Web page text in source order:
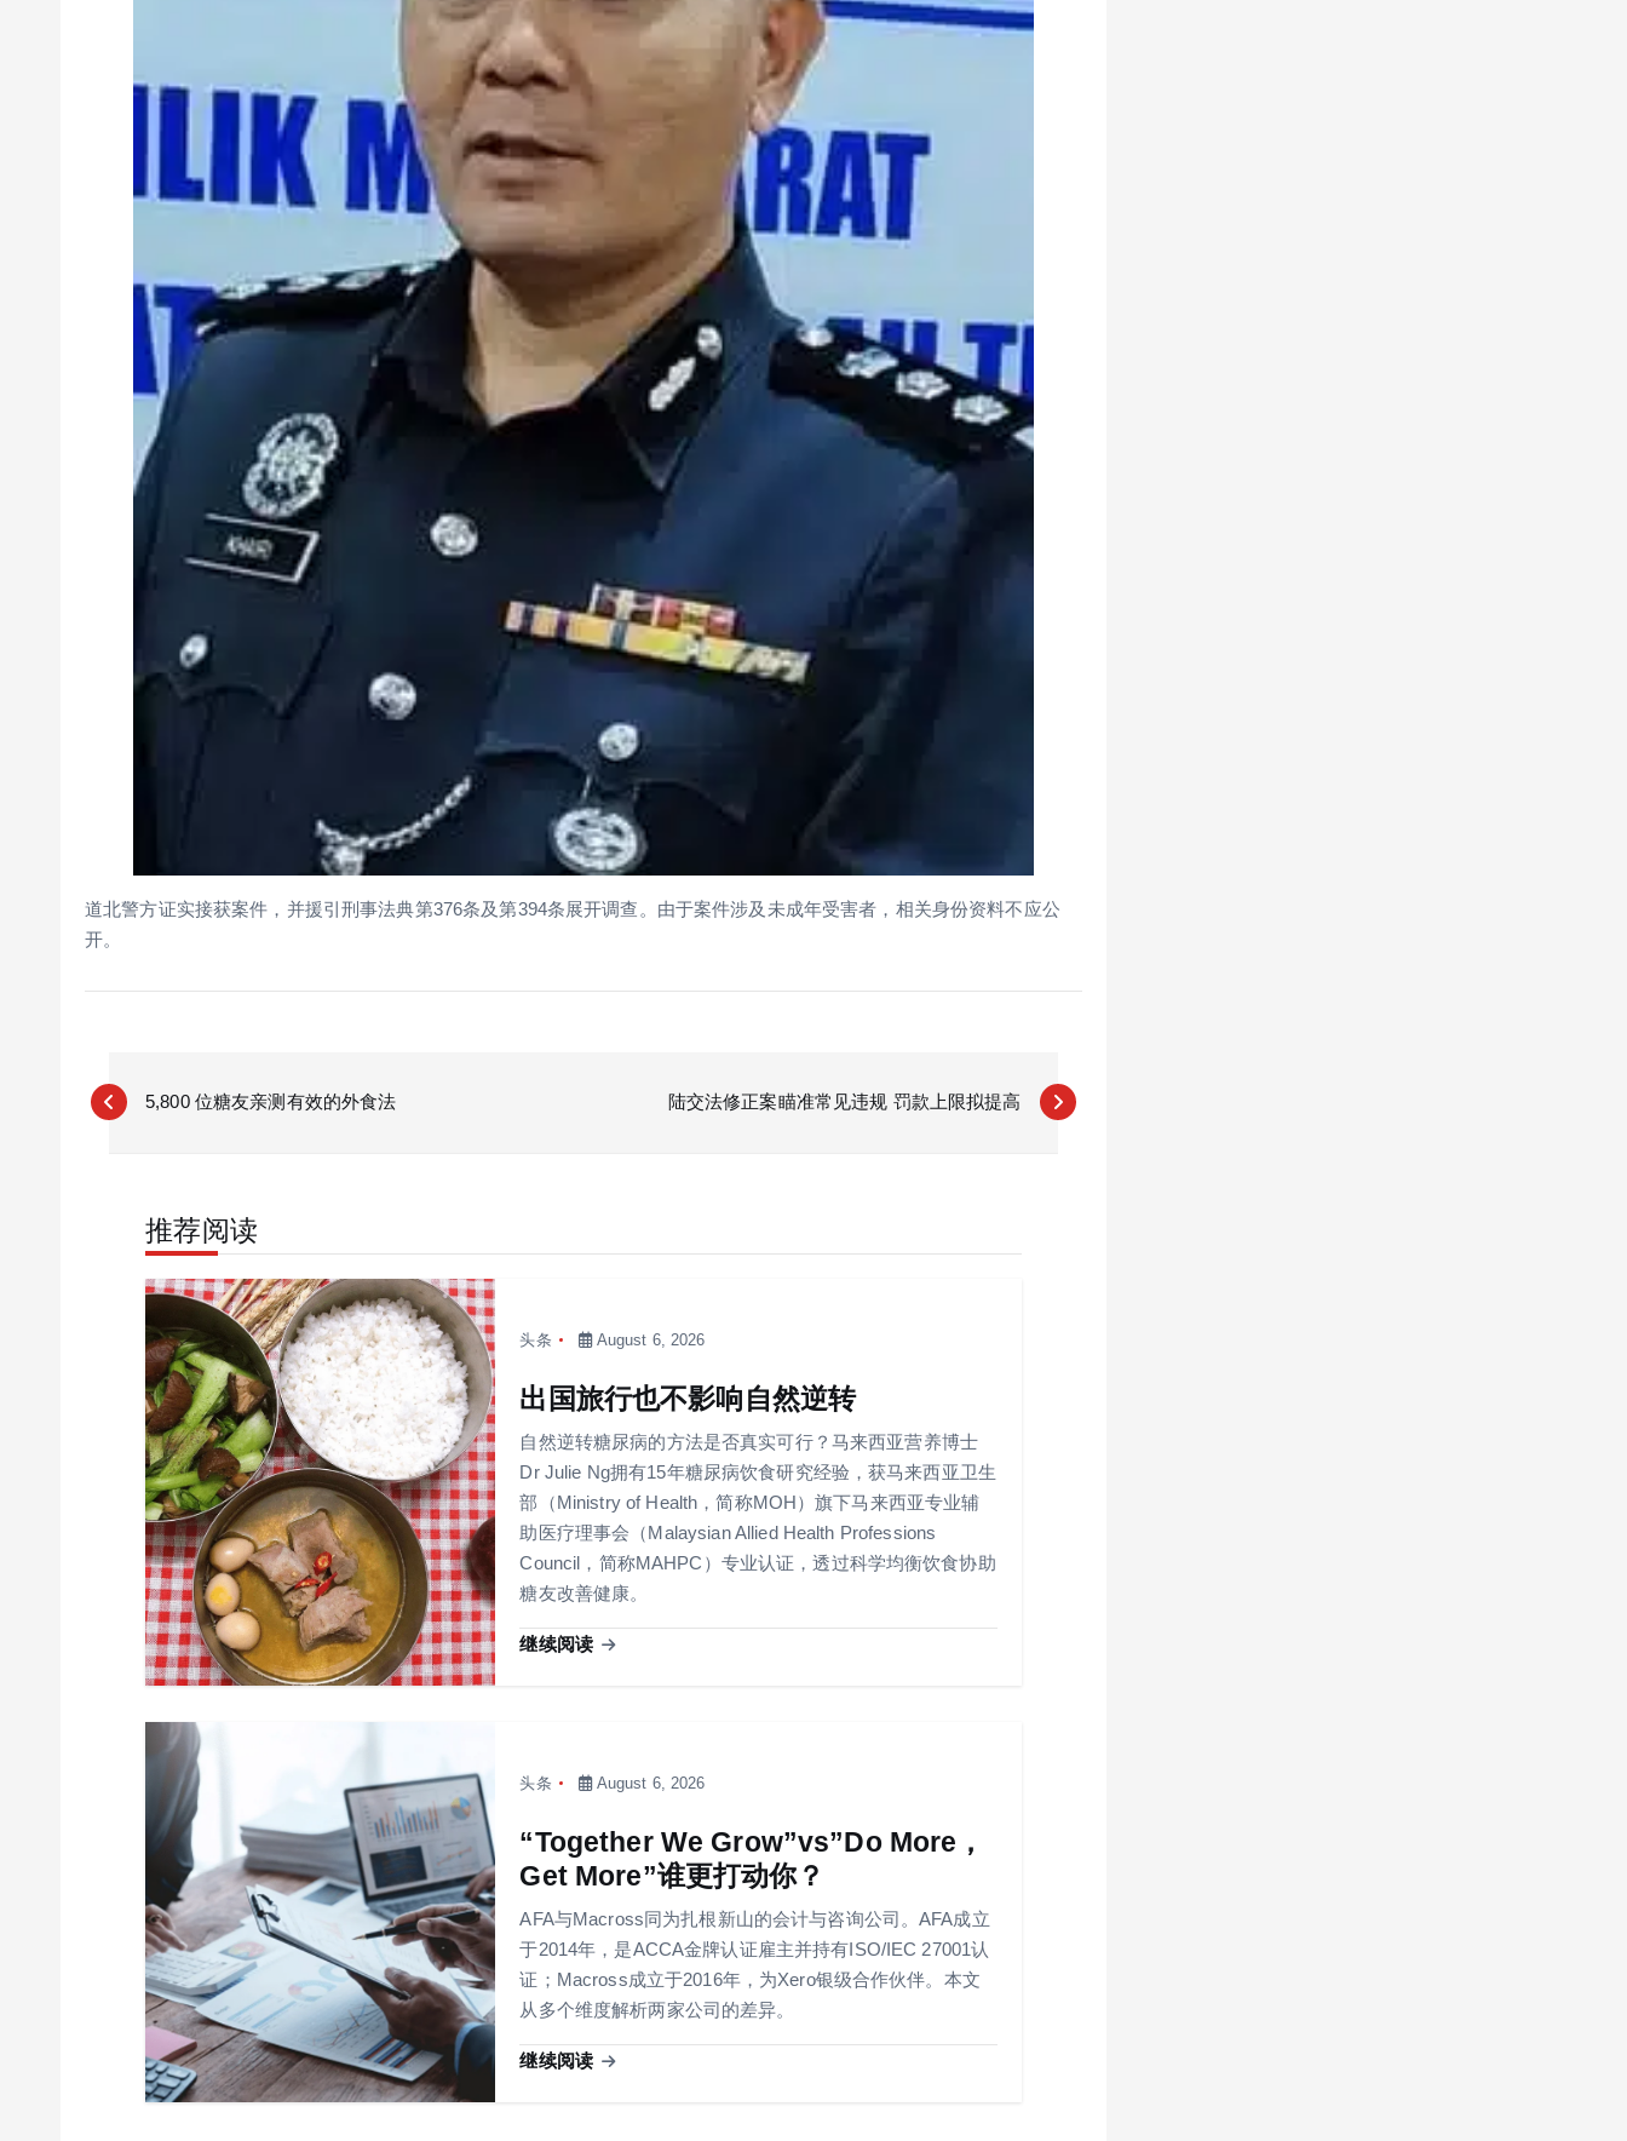
道北警方证实接获案件，并援引刑事法典第376条及第394条展开调查。由于案件涉及未成年受害者，相关身份资料不应公
开。
o
5,800 位糖友亲测有效的外食法 陆交法修正案瞄准常见违规 罚款上限拟提高
推荐阅读
头条 August 6, 2026
出国旅行也不影响自然逆转
自然逆转糖尿病的方法是否真实可行？马来西亚营养博士
Dr Julie Ng拥有15年糖尿病饮食研究经验，获马来西亚卫生
部（Ministry of Health，简称MOH）旗下马来西亚专业辅
助医疗理事会（Malaysian Allied Health Professions
Council，简称MAHPC）专业认证，透过科学均衡饮食协助
糖友改善健康。
继续阅读
头条 August 6, 2026
“Together We Grow”vs”Do More，
Get More”谁更打动你？
AFA与Macross同为扎根新山的会计与咨询公司。AFA成立
于2014年，是ACCA金牌认证雇主并持有ISO/IEC 27001认
证；Macross成立于2016年，为Xero银级合作伙伴。本文
从多个维度解析两家公司的差异。
继续阅读